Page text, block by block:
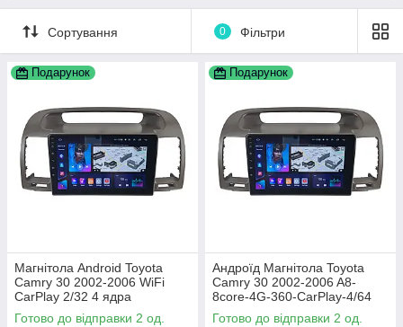
Сортування 0 Фільтри
Подарунок
Магнітола Android Toyota
Camry 30 2002-2006 WiFi
CarPlay 2/32 4 ядра
Готово до відправки 2 од.
Подарунок
Андроїд Магнітола Toyota
Camry 30 2002-2006 A8-
8core-4G-360-CarPlay-4/64
Готово до відправки 2 од.